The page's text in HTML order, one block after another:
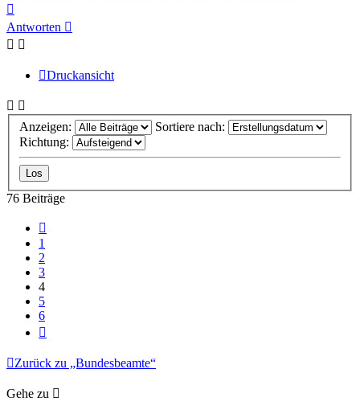
oben
Antworten
Druckansicht
Anzeigen:
Sortiere nach:
Richtung:
76 Beiträge
1
2
3
4
5
6
Zurück zu „Bundesbeamte“
Gehe zu